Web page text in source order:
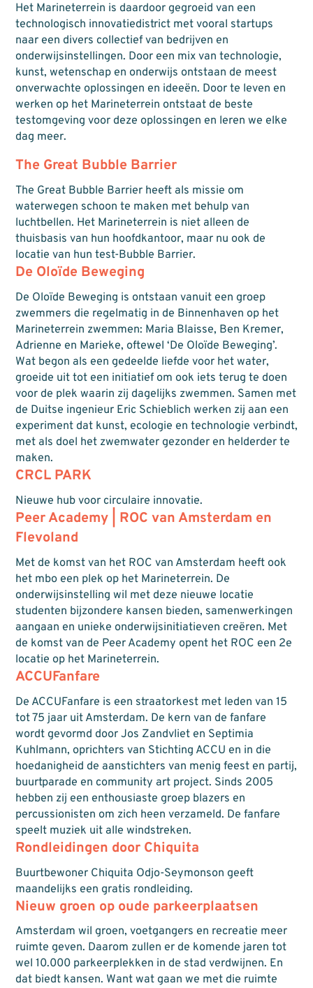
Het Marineterrein is daardoor gegroeid van een
technologisch innovatiedistrict met vooral startups
naar een divers collectief van bedrijven en
onderwijsinstellingen. Door een mix van technologie,
kunst, wetenschap en onderwijs ontstaan de meest
onverwachte oplossingen en ideeën. Door te leven en
werken op het Marineterrein ontstaat de beste
testomgeving voor deze oplossingen en leren we elke
dag meer.
The Great Bubble Barrier
The Great Bubble Barrier heeft als missie om
waterwegen schoon te maken met behulp van
luchtbellen. Het Marineterrein is niet alleen de
thuisbasis van hun hoofdkantoor, maar nu ook de
locatie van hun test-Bubble Barrier.
De Oloïde Beweging
De Oloïde Beweging is ontstaan vanuit een groep
zwemmers die regelmatig in de Binnenhaven op het
Marineterrein zwemmen: Maria Blaisse, Ben Kremer,
Adrienne en Marieke, oftewel ‘De Oloïde Beweging’.
Wat begon als een gedeelde liefde voor het water,
groeide uit tot een initiatief om ook iets terug te doen
voor de plek waarin zij dagelijks zwemmen. Samen met
de Duitse ingenieur Eric Schieblich werken zij aan een
experiment dat kunst, ecologie en technologie verbindt,
met als doel het zwemwater gezonder en helderder te
maken.
CRCL PARK
Nieuwe hub voor circulaire innovatie.
Peer Academy | ROC van Amsterdam en
Flevoland
Met de komst van het ROC van Amsterdam heeft ook
het mbo een plek op het Marineterrein. De
onderwijsinstelling wil met deze nieuwe locatie
studenten bijzondere kansen bieden, samenwerkingen
aangaan en unieke onderwijsinitiatieven creëren. Met
de komst van de Peer Academy opent het ROC een 2e
locatie op het Marineterrein.
ACCUFanfare
De ACCUFanfare is een straatorkest met leden van 15
tot 75 jaar uit Amsterdam. De kern van de fanfare
wordt gevormd door Jos Zandvliet en Septimia
Kuhlmann, oprichters van Stichting ACCU en in die
hoedanigheid de aanstichters van menig feest en partij,
buurtparade en community art project. Sinds 2005
hebben zij een enthousiaste groep blazers en
percussionisten om zich heen verzameld. De fanfare
speelt muziek uit alle windstreken.
Rondleidingen door Chiquita
Buurtbewoner Chiquita Odjo-Seymonson geeft
maandelijks een gratis rondleiding.
Nieuw groen op oude parkeerplaatsen
Amsterdam wil groen, voetgangers en recreatie meer
ruimte geven. Daarom zullen er de komende jaren tot
wel 10.000 parkeerplekken in de stad verdwijnen. En
dat biedt kansen. Want wat gaan we met die ruimte